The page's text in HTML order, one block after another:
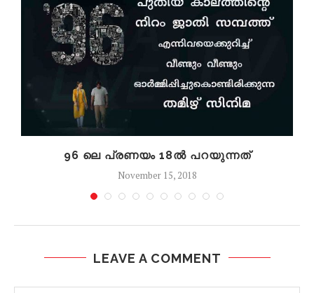
96 ലെ പ്രണയം 18ൽ പറയുന്നത്
November 15, 2018
LEAVE A COMMENT